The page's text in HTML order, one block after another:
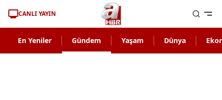
CANLI YAYIN
En Yeniler Gündem Yaşam Dünya